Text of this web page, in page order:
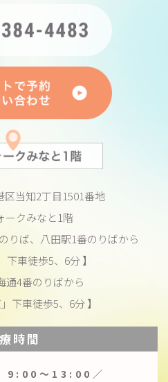
区当知2丁目1501番地
ークみなと1階
りば、八田駅1番のりばから
下車徒歩5、6分 】
通4番のりばから
下車徒歩5、6分 】
時間
9:00〜13:00／